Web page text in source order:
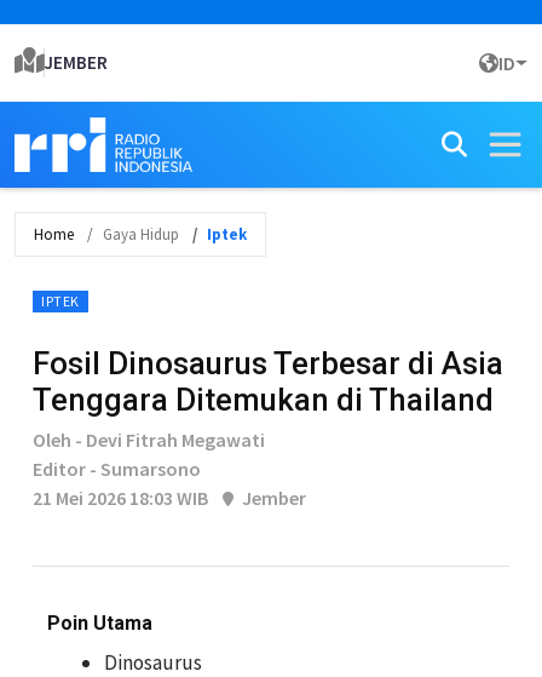
JEMBER ID
Home Gaya Hidup Iptek
IPTEK
Fosil Dinosaurus Terbesar di Asia
Tenggara Ditemukan di Thailand
Oleh - Devi Fitrah Megawati
Editor - Sumarsono
21 Mei 2026 18:03 WIB
Jember
Poin Utama
Dinosaurus